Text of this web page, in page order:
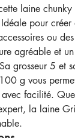
laine
pour créer
ou
agréable et
grosseur 5 et
g vous
facilité.
la laine